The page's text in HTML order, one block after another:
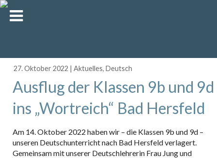
27. Oktober 2022 |Aktuelles,Deutsch
Ausflug der Klassen 9b und 9d
ins „Wortreich“ Bad Hersfeld
Am 14. Oktober 2022 haben wir – die Klassen 9b und 9d –
unseren Deutschunterricht nach Bad Hersfeld verlagert.
Gemeinsam mit unserer Deutschlehrerin Frau Jung und